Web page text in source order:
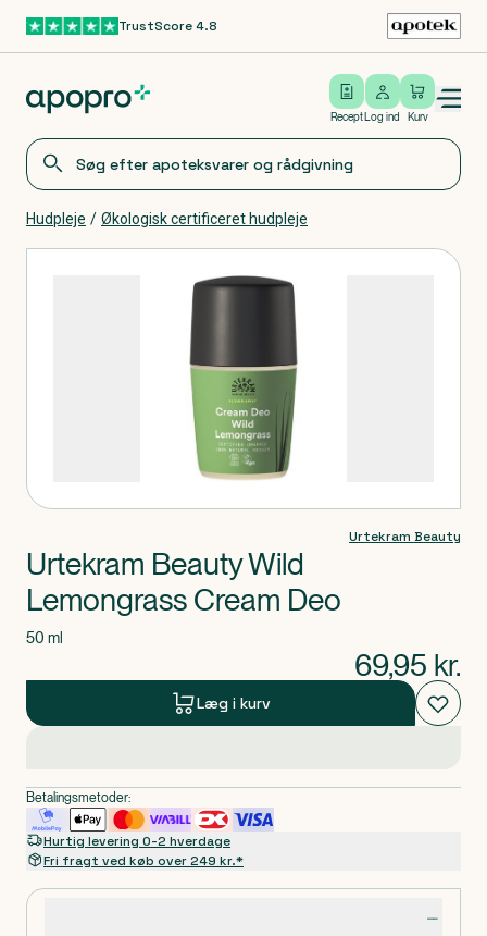
Gå til hovedindholdTrustScore 4.8
Recept
Log ind
Log ind Kurv
Open/close menu
Hudpleje / Økologisk certificeret hudpleje
Urtekram Beauty
Urtekram Beauty Wild
Lemongrass Cream Deo
50 ml
69,95 kr.
Læg i kurv
Betalingsmetoder:
Hurtig levering 0-2 hverdage
Fri fragt ved køb over 249 kr.*